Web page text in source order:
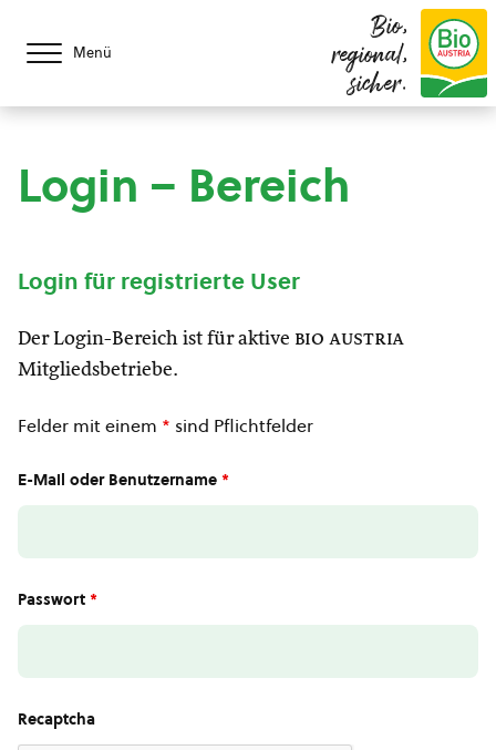
Menü
Bio,
regional,
sicher.
Login – Bereich
Login für registrierte User
Der Login-Bereich ist für aktive bio austria
Mitgliedsbetriebe.
Felder mit einem * sind Pflichtfelder
E-Mail oder Benutzername *
Passwort *
Recaptcha